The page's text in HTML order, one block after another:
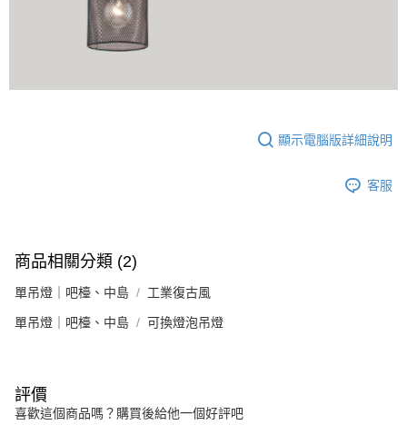
顯示電腦版詳細說明
客服
商品相關分類 (2)
單吊燈｜吧檯、中島 工業復古風
單吊燈｜吧檯、中島 可換燈泡吊燈
評價
喜歡這個商品嗎？購買後給他一個好評吧